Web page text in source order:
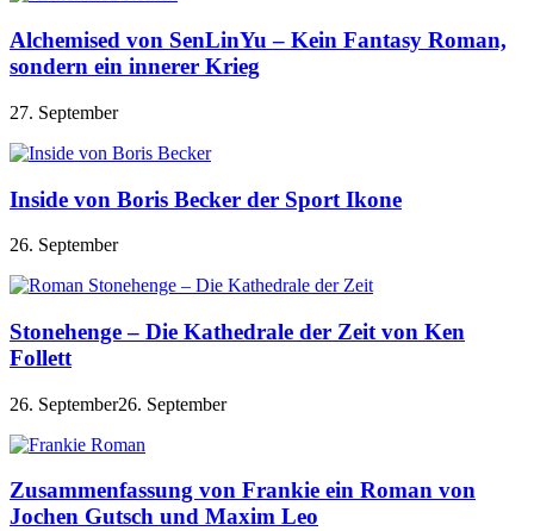
Alchemised von SenLinYu – Kein Fantasy Roman,
sondern ein innerer Krieg
27. September
Inside von Boris Becker der Sport Ikone
26. September
Stonehenge – Die Kathedrale der Zeit von Ken
Follett
26. September26. September
Zusammenfassung von Frankie ein Roman von
Jochen Gutsch und Maxim Leo